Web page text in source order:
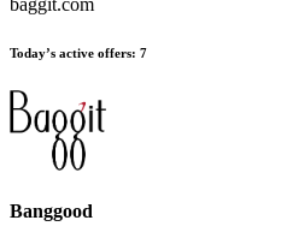
Today’s active offers: 7
Banggood